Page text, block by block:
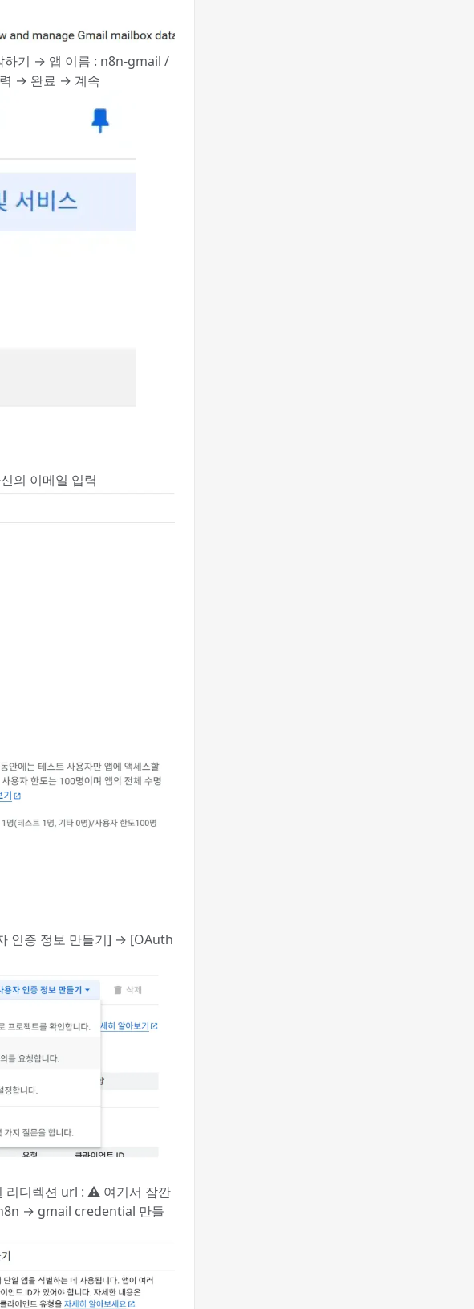
하기 → 앱 이름 : n8n-gmail /
→ 완료 → 계속
의 이메일 입력
인증 정보 만들기] → [OAuth
디렉션 url : ⚠️ 여기서 잠깐
→ gmail credential 만들